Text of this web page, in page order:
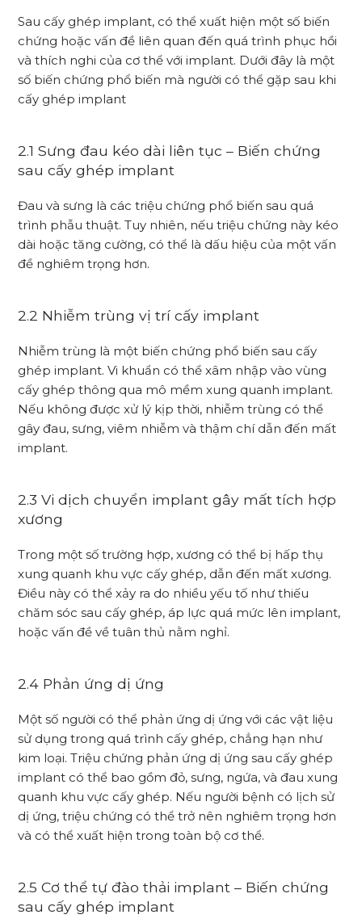
Sau cấy ghép implant, có thể xuất hiện một số biến
chứng hoặc vấn đề liên quan đến quá trình phục hồi
và thích nghi của cơ thể với implant. Dưới đây là một
số biến chứng phổ biến mà người có thể gặp sau khi
cấy ghép implant
2.1 Sưng đau kéo dài liên tục – Biến chứng
sau cấy ghép implant
Đau và sưng là các triệu chứng phổ biến sau quá
trình phẫu thuật. Tuy nhiên, nếu triệu chứng này kéo
dài hoặc tăng cường, có thể là dấu hiệu của một vấn
đề nghiêm trọng hơn.
2.2 Nhiễm trùng vị trí cấy implant
Nhiễm trùng là một biến chứng phổ biến sau cấy
ghép implant. Vi khuẩn có thể xâm nhập vào vùng
cấy ghép thông qua mô mềm xung quanh implant.
Nếu không được xử lý kịp thời, nhiễm trùng có thể
gây đau, sưng, viêm nhiễm và thậm chí dẫn đến mất
implant.
2.3 Vi dịch chuyển implant gây mất tích hợp
xương
Trong một số trường hợp, xương có thể bị hấp thụ
xung quanh khu vực cấy ghép, dẫn đến mất xương.
Điều này có thể xảy ra do nhiều yếu tố như thiếu
chăm sóc sau cấy ghép, áp lực quá mức lên implant,
hoặc vấn đề về tuân thủ nằm nghỉ.
2.4 Phản ứng dị ứng
Một số người có thể phản ứng dị ứng với các vật liệu
sử dụng trong quá trình cấy ghép, chẳng hạn như
kim loại. Triệu chứng phản ứng dị ứng sau cấy ghép
implant có thể bao gồm đỏ, sưng, ngứa, và đau xung
quanh khu vực cấy ghép. Nếu người bệnh có lịch sử
dị ứng, triệu chứng có thể trở nên nghiêm trọng hơn
và có thể xuất hiện trong toàn bộ cơ thể.
2.5 Cơ thể tự đào thải implant – Biến chứng
sau cấy ghép implant